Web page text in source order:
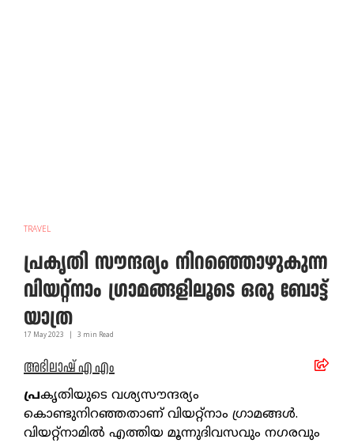
TRAVEL
പ്രകൃതി സൗന്ദര്യം നിറഞ്ഞൊഴുകുന്ന
വിയറ്റ്നാം ഗ്രാമങ്ങളിലൂടെ ഒരു ബോട്ട്
യാത്ര
17 May 2023 3 min Read
അഭിലാഷ് എ എം
പ്രകൃതിയുടെ വശ്യസൗന്ദര്യം
കൊണ്ടുനിറഞ്ഞതാണ് വിയറ്റ്നാം ഗ്രാമങ്ങള്‍.
വിയറ്റ്നാമില്‍ എത്തിയ മൂന്നുദിവസവും നഗരവും